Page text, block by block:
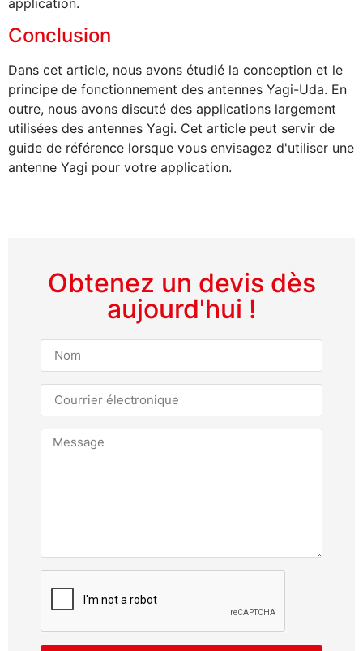
Conclusion
Dans cet article, nous avons étudié la conception et le
principe de fonctionnement des antennes Yagi-Uda. En
outre, nous avons discuté des applications largement
utilisées des antennes Yagi. Cet article peut servir de
guide de référence lorsque vous envisagez d'utiliser une
antenne Yagi pour votre application.
Obtenez un devis dès
aujourd'hui !